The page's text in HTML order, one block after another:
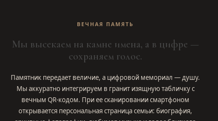
ВЕЧНАЯ ПАМЯТЬ
Мы высекаем на камне имена, а в цифре —
сохраняем голос.
Памятник передает величие, а цифровой мемориал — душу.
Мы аккуратно интегрируем в гранит изящную табличку с
вечным QR-кодом. При ее сканировании смартфоном
открывается персональная страница семьи: биография,